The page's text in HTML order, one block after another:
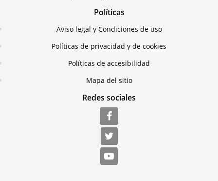
Políticas
Aviso legal y Condiciones de uso
Políticas de privacidad y de cookies
Políticas de accesibilidad
Mapa del sitio
Redes sociales